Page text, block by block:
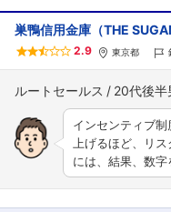
こちらの企
巣鴨信用金庫（THE
2.9 東京都
ルートセールス 20代後半
インセンティブ
上げるほど、リ
には、結果、数